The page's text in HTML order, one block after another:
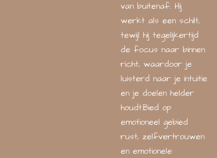
van buitenaf. Hij
werkt als een schilt,
tewijl hij tegelijkertijd
de focus naar binnen
richt, waardoor je
luisterd naar je intuitie
en je doelen helder
houdt.Bied op
emotioneel gebied
rust, zelfvertrouwen
en emotionele